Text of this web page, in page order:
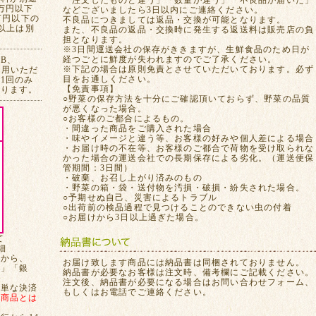
円以下
以下の
上は別
、
いただ
回のみ
ます。
ら、
「銀
な決済
商品とは
などございましたら3日以内にご連絡ください。
不良品につきましては返品・交換が可能となります。
また、不良品の返品・交換時に発生する返送料は販売店の負
担となります。
※3日間運送会社の保存がききますが、生鮮食品のため日が
経つごとに鮮度が失われますのでご了承ください。
※下記の場合は原則免責とさせていただいております。必ず
目をお通しください。
【免責事項】
○野菜の保存方法を十分にご確認頂いておらず、野菜の品質
が悪くなった場合。
○お客様のご都合によるもの。
・間違った商品をご購入された場合
・味やイメージと違う等、お客様の好みや個人差による場合
・お届け時の不在等、お客様のご都合で荷物を受け取られな
かった場合の運送会社での長期保存による劣化。（運送便保
管期間：3日間）
・破棄、お召し上がり済みのもの
・野菜の箱・袋・送付物を汚損・破損・紛失された場合。
○予期せぬ自己、災害によるトラブル
○出荷前の検品過程で見つけることのできない虫の付着
○お届けから3日以上過ぎた場合。
お届け致します商品には納品書は同梱されておりません。
納品書が必要なお客様は注文時、備考欄にご記載ください。
注文後、納品書が必要になる場合はお問い合わせフォーム、
もしくはお電話でご連絡ください。